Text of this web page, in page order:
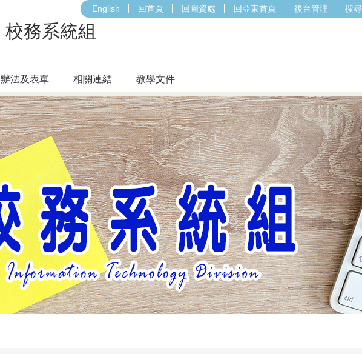
校務系統組
English 回首頁 回圖資處 回亞東首頁 後台管理 搜尋
辦法及表單 相關連結 教學文件